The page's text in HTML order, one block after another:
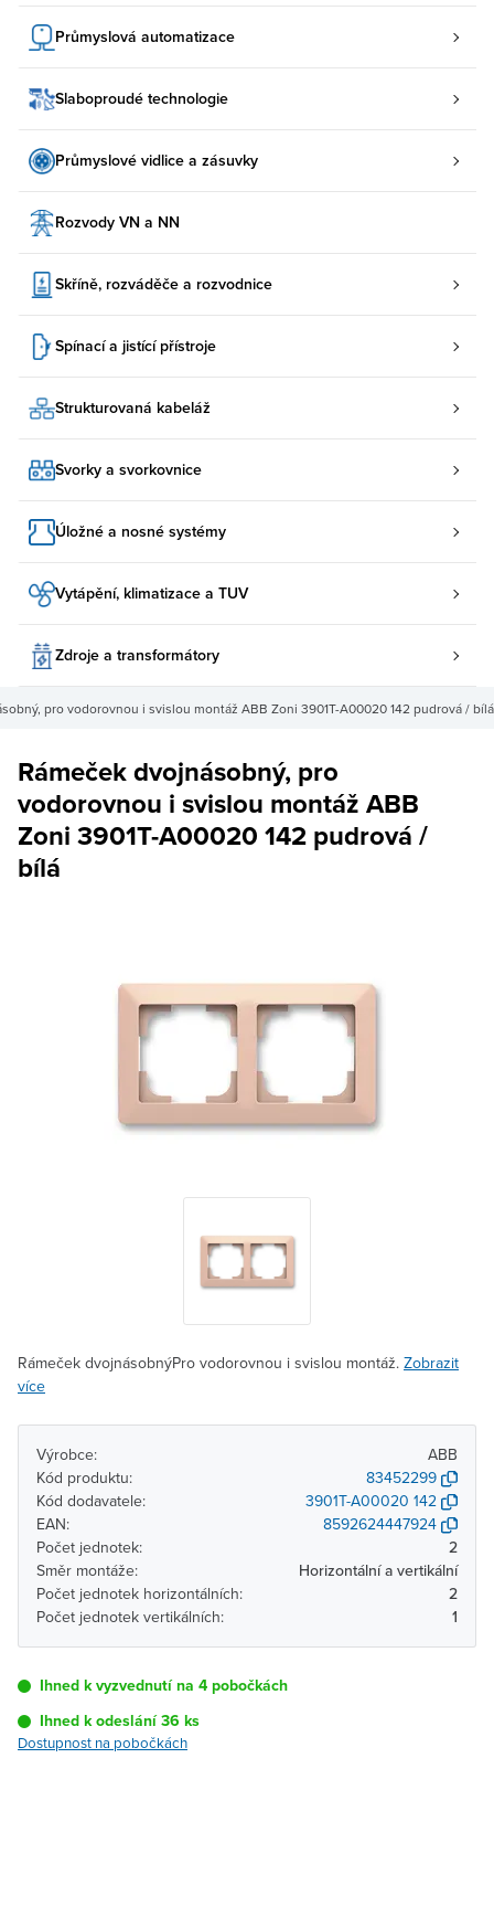
Průmyslová automatizace
Slaboproudé technologie
Průmyslové vidlice a zásuvky
Rozvody VN a NN
Skříně, rozváděče a rozvodnice
Spínací a jistící přístroje
Strukturovaná kabeláž
Svorky a svorkovnice
Úložné a nosné systémy
Vytápění, klimatizace a TUV
Zdroje a transformátory
pro vodorovnou i svislou montáž ABB Zoni 3901T-A00020 142 pudrová / bílá
Rámeček dvojnásobný, pro
vodorovnou i svislou montáž ABB
Zoni 3901T-A00020 142 pudrová /
bílá
Rámeček dvojnásobnýPro vodorovnou i svislou montáž. Zobrazit
více
Výrobce:
ABB
Kód produktu:
83452299
Kód dodavatele:
3901T-A00020 142
EAN:
8592624447924
Počet jednotek:
2
Směr montáže:
Horizontální a vertikální
Počet jednotek horizontálních:
2
Počet jednotek vertikálních:
1
Ihned k vyzvednutí na 4 pobočkách
Ihned k odeslání 36 ks
Dostupnost na pobočkách